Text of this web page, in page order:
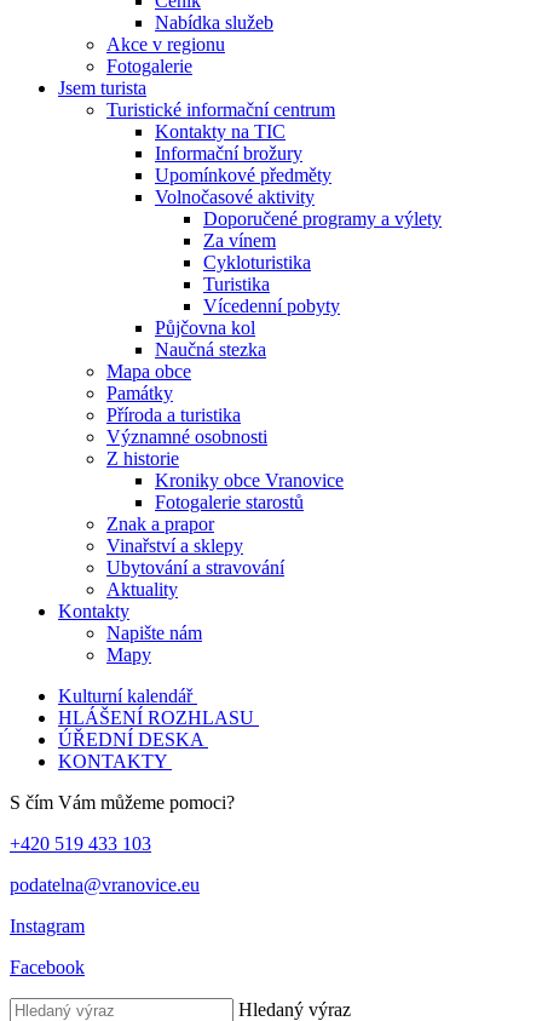
Nabídka služeb
Akce v regionu
Fotogalerie
Jsem turista
Turistické informační centrum
Kontakty na TIC
Informační brožury
Upomínkové předměty
Volnočasové aktivity
Doporučené programy a výlety
Za vínem
Cykloturistika
Turistika
Vícedenní pobyty
Půjčovna kol
Naučná stezka
Mapa obce
Památky
Příroda a turistika
Významné osobnosti
Z historie
Kroniky obce Vranovice
Fotogalerie starostů
Znak a prapor
Vinařství a sklepy
Ubytování a stravování
Aktuality
Kontakty
Napište nám
Mapy
Kulturní kalendář
HLÁŠENÍ ROZHLASU
ÚŘEDNÍ DESKA
KONTAKTY
S čím Vám můžeme pomoci?
+420 519 433 103
podatelna@vranovice.eu
Instagram
Facebook
Hledaný výraz